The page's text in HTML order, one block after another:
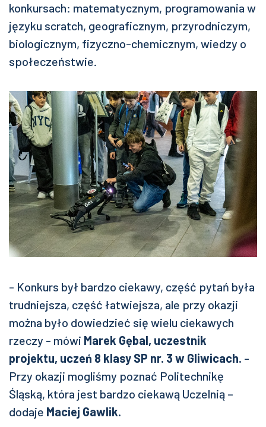
konkursach: matematycznym, programowania w
języku scratch, geograficznym, przyrodniczym,
biologicznym, fizyczno-chemicznym, wiedzy o
społeczeństwie.
- Konkurs był bardzo ciekawy, część pytań była
trudniejsza, część łatwiejsza, ale przy okazji
można było dowiedzieć się wielu ciekawych
rzeczy - mówi Marek Gębal, uczestnik
projektu, uczeń 8 klasy SP nr. 3 w Gliwicach. -
Przy okazji mogliśmy poznać Politechnikę
Śląską, która jest bardzo ciekawą Uczelnią –
dodaje Maciej Gawlik.